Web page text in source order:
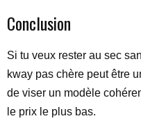
Conclusion
Si tu veux rester au sec
kway pas chère peut être
de viser un modèle
le prix le plus bas.